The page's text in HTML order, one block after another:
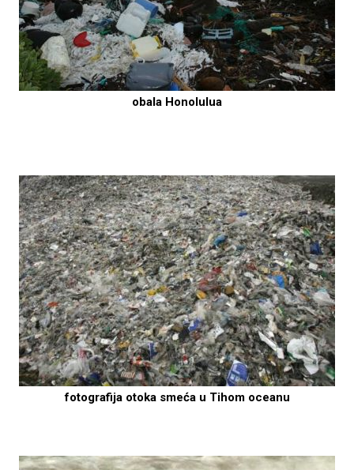
obala Honolulua
fotografija otoka smeća u Tihom oceanu